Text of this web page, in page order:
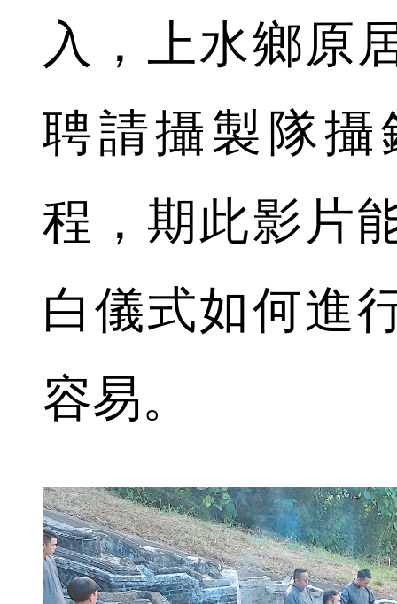
入，上水鄉原
聘請攝製隊攝
程，期此影片
白儀式如何進
容易。